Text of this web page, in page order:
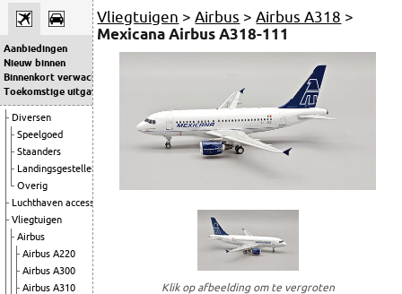
Aanbiedingen
Nieuw binnen
Binnenkort verwacht
Toekomstige uitgaven
Diversen
Speelgoed
Staanders
Landingsgestellen
Overig
Luchthaven accessoires
Vliegtuigen
Airbus
Airbus A220
Airbus A300
Airbus A310
Vliegtuigen >Airbus >Airbus A318 >
Mexicana Airbus A318-111
Klik op afbeelding om te vergroten